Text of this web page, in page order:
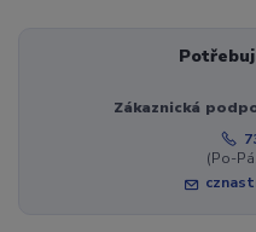
Zákaznická
(Po-